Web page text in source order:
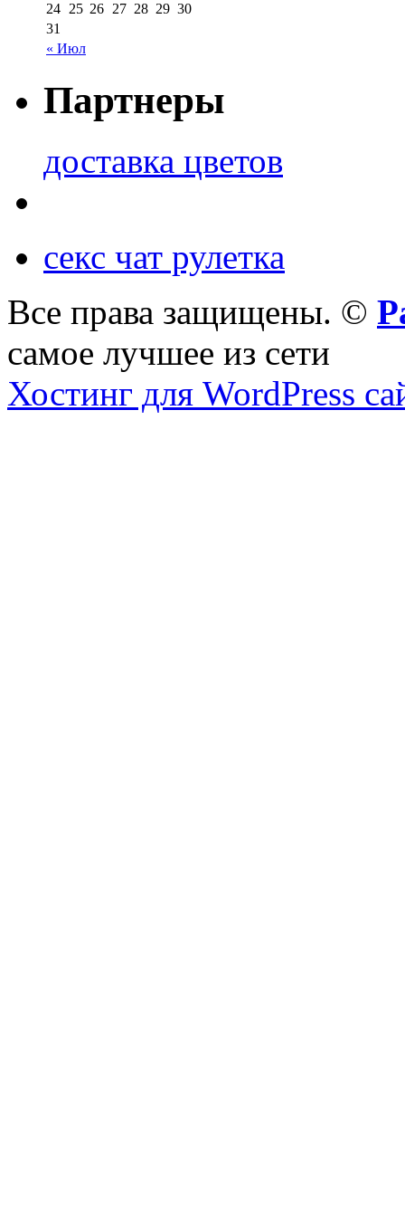
« Июл
24 25 26 27 28 29 30
31
Партнеры
доставка цветов
секс чат рулетка
Все права защищены. ©
самое лучшее из сети
Хостинг для WordPress